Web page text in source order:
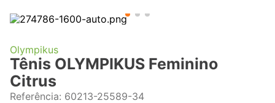
Olympikus
Tênis OLYMPIKUS Feminino
Citrus
Referência: 60213-25589-34
4º
adidas